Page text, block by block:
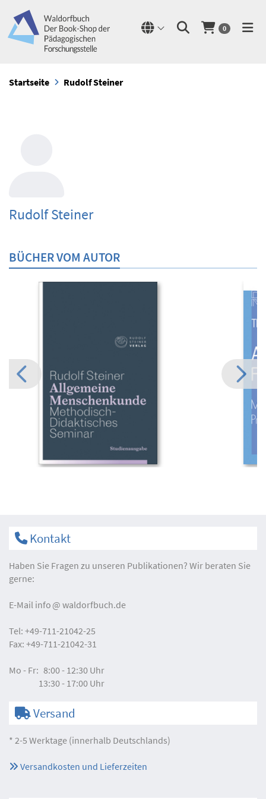
0
Startseite Rudolf Steiner
Rudolf Steiner
BÜCHER VOM AUTOR
Kontakt
Haben Sie Fragen zu unseren Publikationen? Wir beraten Sie
gerne:
E-Mail info waldorfbuch.de
Tel: +49-711-21042-25
Fax: +49-711-21042-31
Mo - Fr: 8:00 - 12:30 Uhr
13:30 - 17:00 Uhr
Versand
* 2-5 Werktage (innerhalb Deutschlands)
Versandkosten und Lieferzeiten